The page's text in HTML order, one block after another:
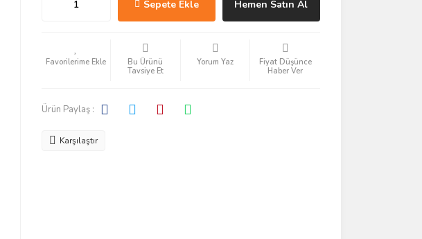
Sepete Ekle Hemen Satın Al
Bu Ürünü
Tavsiye Et
Yorum Yaz
Fiyat Düşünce
Haber Ver
Ürün Paylaş :
Karşılaştır